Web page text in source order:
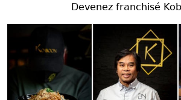
Devenez franchisé